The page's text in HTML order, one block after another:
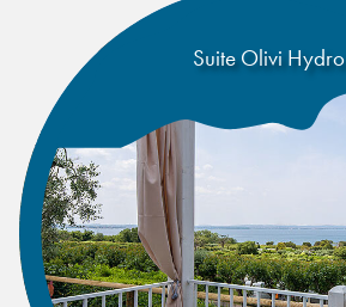
Suite Olivi Hydro